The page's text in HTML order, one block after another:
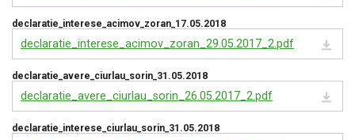
declaratie_interese_acimov_zoran_17.05.2018
declaratie_interese_acimov_zoran_29.05.2017_2.pdf
declaratie_avere_ciurlau_sorin_31.05.2018
declaratie_avere_ciurlau_sorin_26.05.2017_2.pdf
declaratie_interese_ciurlau_sorin_31.05.2018